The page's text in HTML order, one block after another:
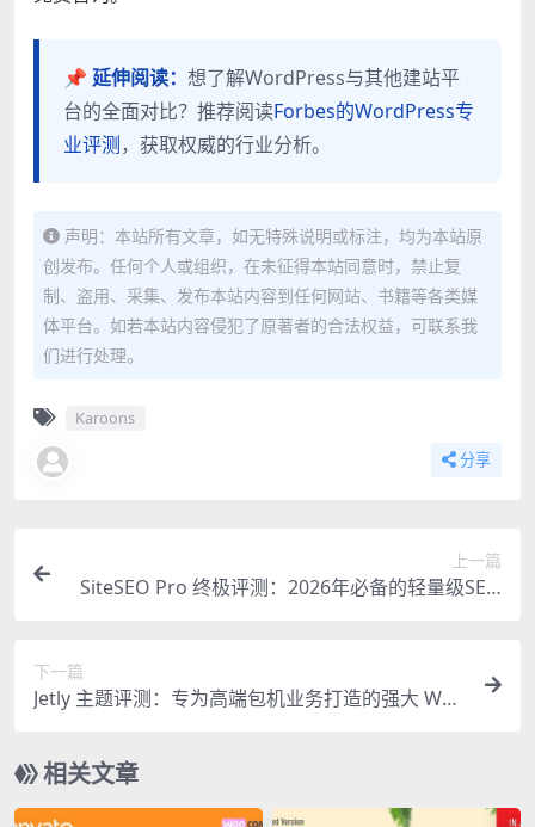
📌 延伸阅读： 想了解WordPress与其他建站平
台的全面对比？推荐阅读Forbes的WordPress专
业评测，获取权威的行业分析。
声明：本站所有文章，如无特殊说明或标注，均为本站原
创发布。任何个人或组织，在未征得本站同意时，禁止复
制、盗用、采集、发布本站内容到任何网站、书籍等各类媒
体平台。如若本站内容侵犯了原著者的合法权益，可联系我
们进行处理。
Karoons
分享
上一篇
SiteSEO Pro 终极评测：2026年必备的轻量级SEO
下一篇
Jetly 主题评测：专为高端包机业务打造的强大 Wor
相关文章